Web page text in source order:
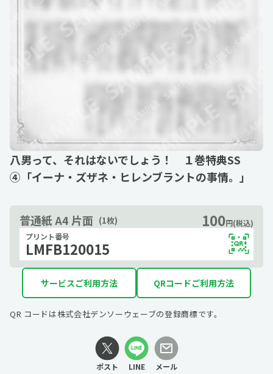
八男って、それはないでしょう！ １巻特典SS
④「イーナ・ズザネ・ヒレンブラントの事情。」
普通紙 A4 片面 (1枚) 100円(税込)
プリント番号
LMFB120015
サービスご利用方法 QRコードご利用方法
QR コードは株式会社デンソーウェーブの登録商標です。
ポスト LINE メール